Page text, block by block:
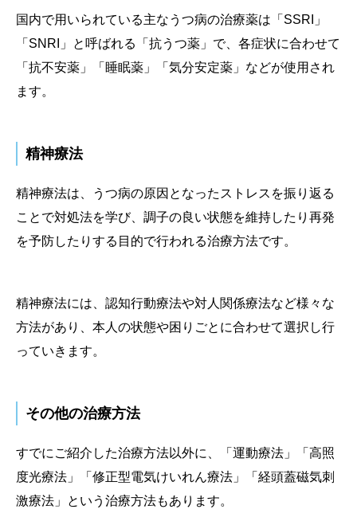
国内で用いられている主なうつ病の治療薬は「SSRI」
「SNRI」と呼ばれる「抗うつ薬」で、各症状に合わせて
「抗不安薬」「睡眠薬」「気分安定薬」などが使用され
ます。
精神療法
精神療法は、うつ病の原因となったストレスを振り返る
ことで対処法を学び、調子の良い状態を維持したり再発
を予防したりする目的で行われる治療方法です。
精神療法には、認知行動療法や対人関係療法など様々な
方法があり、本人の状態や困りごとに合わせて選択し行
っていきます。
その他の治療方法
すでにご紹介した治療方法以外に、「運動療法」「高照
度光療法」「修正型電気けいれん療法」「経頭蓋磁気刺
激療法」という治療方法もあります。